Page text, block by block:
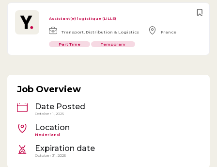
Assistant(e) logistique (LILLE)
Transport, Distribution & Logistics France
Part Time Temporary
Job Overview
Date Posted
October 1, 2025
Location
Nederland
Expiration date
October 31, 2025